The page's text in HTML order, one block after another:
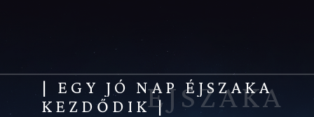
| EGY JÓ NAP ÉJSZAKA
KEZDŐDIK |